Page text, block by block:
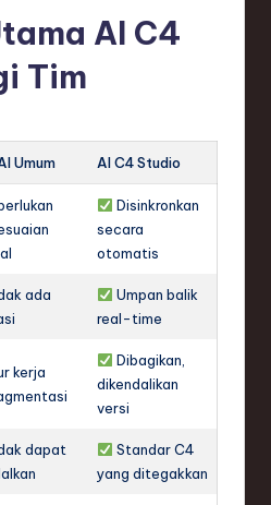
AI C4
Tim
Umum AI C4 Studio
Disinkronkan
secara
otomatis
ada
Umpan balik
real-time
kerja
Dibagikan,
dikendalikan
versi
dapat
Standar C4
yang ditegakkan